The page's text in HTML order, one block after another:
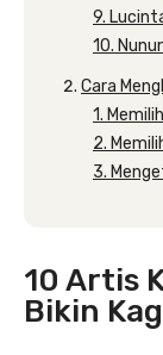
9.
10.
Cara
1.
2.
3.
10 Artis
Bikin